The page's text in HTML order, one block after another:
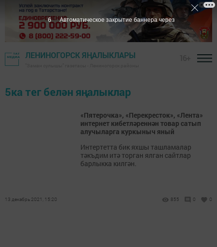
ЛЕНИНОГОРСК ЯҢАЛЫКЛАРЫ
5ка тег белән яңалыклар
«Пятерочка», «Перекресток», «Лента»
интернет кибетләреннән товар сатып
алучыларга куркыныч яный
Интертетта бик яхшы ташламалар
тәкъдим итә торган ялган сайтлар
барлыкка килгән.
13 декабрь 2021, 15:20 855 0 0
6 Автоматическое закрытие баннера через